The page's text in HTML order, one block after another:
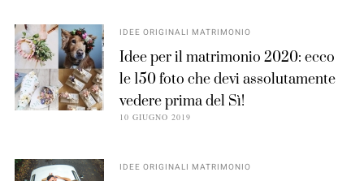
IDEE ORIGINALI MATRIMONIO
Idee per il matrimonio 2020: ecco
le 150 foto che devi assolutamente
vedere prima del Sì!
10 GIUGNO 2019
IDEE ORIGINALI MATRIMONIO